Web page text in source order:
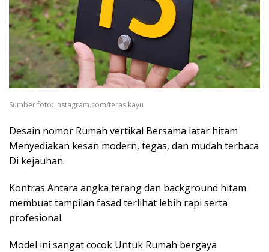
Sumber foto: instagram.com/teras.kayu
Desain nomor Rumah vertikal Bersama latar hitam
Menyediakan kesan modern, tegas, dan mudah terbaca
Di kejauhan.
Kontras Antara angka terang dan background hitam
membuat tampilan fasad terlihat lebih rapi serta
profesional.
Model ini sangat cocok Untuk Rumah bergaya